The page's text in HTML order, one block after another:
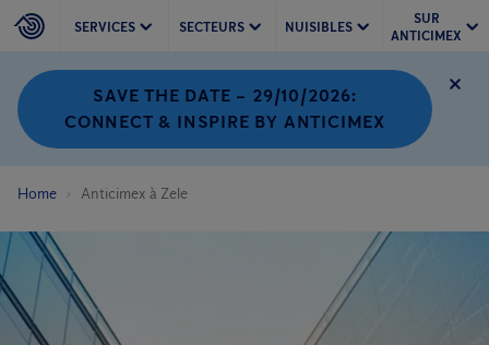
SERVICES SECTEURS NUISIBLES
SUR
ANTICIMEX
SAVE THE DATE – 29/10/2026:
CONNECT & INSPIRE BY ANTICIMEX
Home Anticimex à Zele